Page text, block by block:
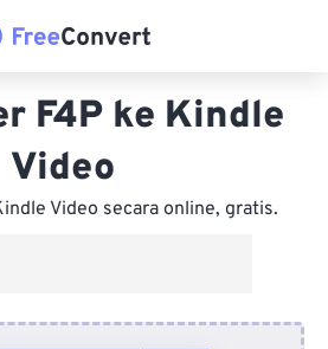
F4P ke Kindle
Video
Video secara online, gratis.